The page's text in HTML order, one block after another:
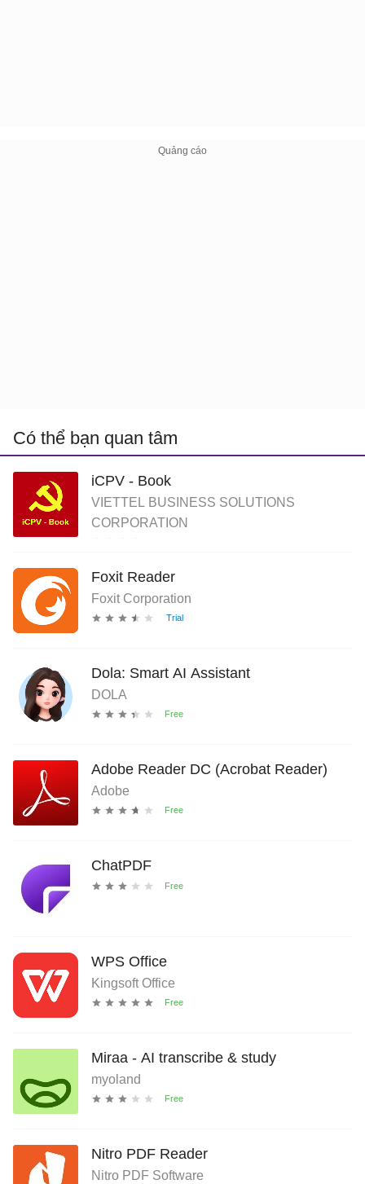
Có thể bạn quan tâm
iCPV - Book
VIETTEL BUSINESS SOLUTIONS
CORPORATION
Foxit Reader
Foxit Corporation
Dola: Smart AI Assistant
DOLA
Adobe Reader DC (Acrobat Reader)
Adobe
ChatPDF
WPS Office
Kingsoft Office
Miraa - AI transcribe & study
myoland
Nitro PDF Reader
Nitro PDF Software